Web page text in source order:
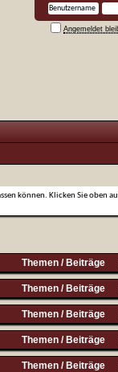
Angemeldet
können. Klicken Sie oben
Themen / Beiträge
Themen / Beiträge
Themen / Beiträge
Themen / Beiträge
Themen / Beiträge